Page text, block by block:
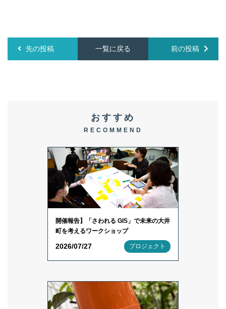
先の投稿 一覧に戻る 前の投稿
おすすめ
RECOMMEND
開催報告】「さわれる GIS」で未来の大井
町を考えるワークショップ
2026/07/27 プロジェクト